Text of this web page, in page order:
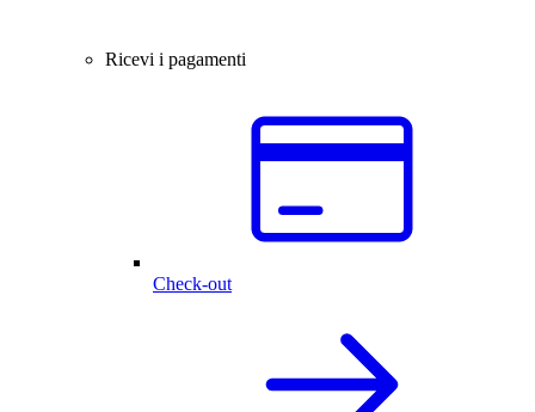
Ricevi i pagamenti
Check-out